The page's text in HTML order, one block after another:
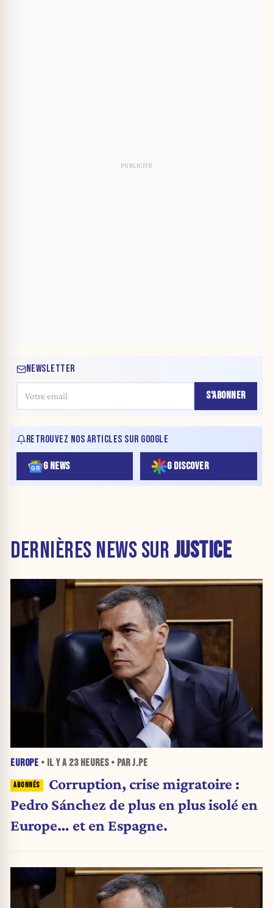
NEWSLETTER
S'ABONNER
RETROUVEZ NOS ARTICLES SUR GOOGLE
G NEWS G DISCOVER
DERNIÈRES NEWS SUR JUSTICE
EUROPE • IL Y A 23 HEURES• PAR J.PE
Corruption, crise migratoire :
Pedro Sánchez de plus en plus isolé en
Europe… et en Espagne.